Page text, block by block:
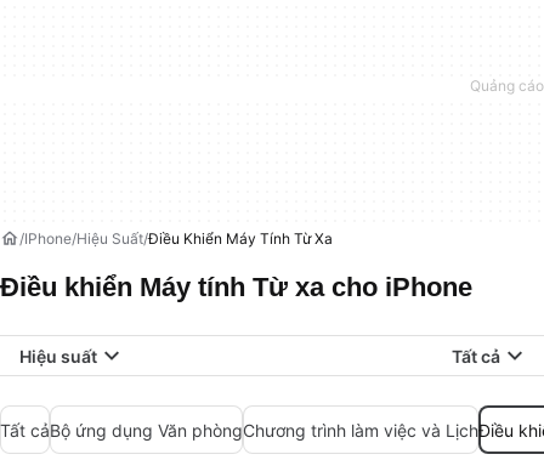
IPhone Hiệu Suất Điều Khiển Máy Tính Từ Xa
Điều khiển Máy tính Từ xa cho iPhone
Hiệu suất Tất cả
Tất cảBộ ứng dụng Văn phòngChương trình làm việc và LịchĐiều